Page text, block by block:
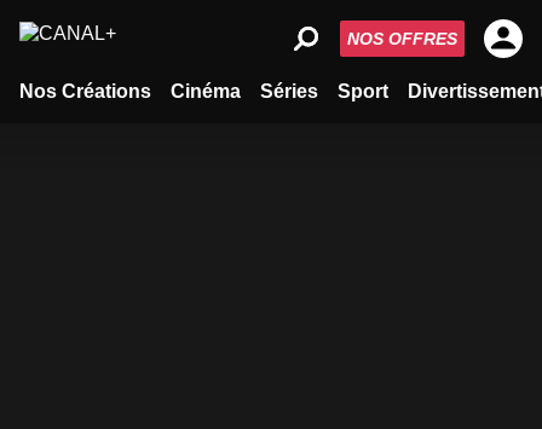
Nos Créations Cinéma Séries Sport
NOS OFFRES